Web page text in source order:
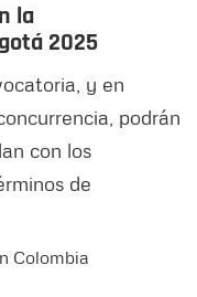
la
2025
y en
podrán
con los
de
Colombia